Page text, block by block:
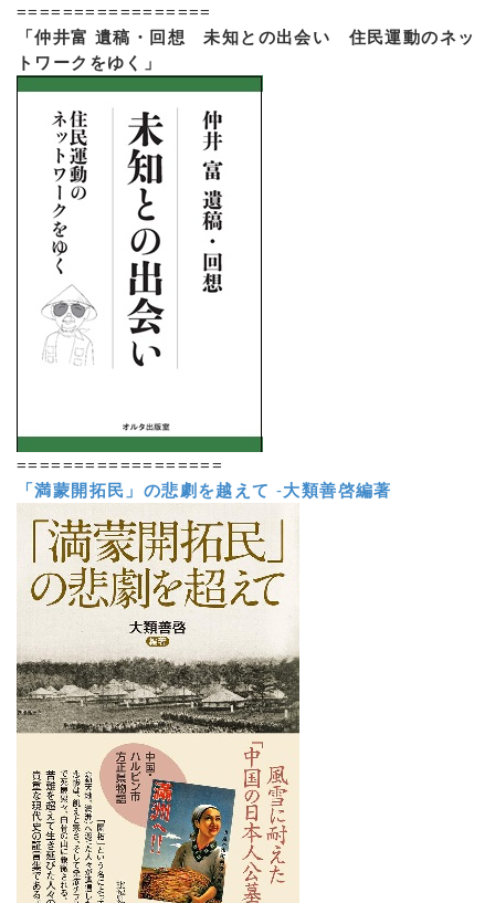
=================
「仲井富 遺稿・回想 未知との出会い 住民運動のネッ
トワークをゆく」
==================
「満蒙開拓民」の悲劇を越えて -大類善啓編著